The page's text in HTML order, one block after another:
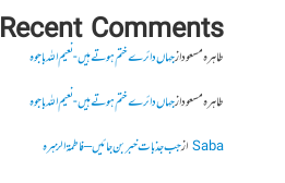
Recent Comments
طاہرہ مسعودازجہاں دائرے ختم ہوتے ہیں- نعیم اللہ باجوہ
طاہرہ مسعودازجہاں دائرے ختم ہوتے ہیں- نعیم اللہ باجوہ
Sabaازجب جذبات خبر بن جائیں – فاطمۃالزہرہ